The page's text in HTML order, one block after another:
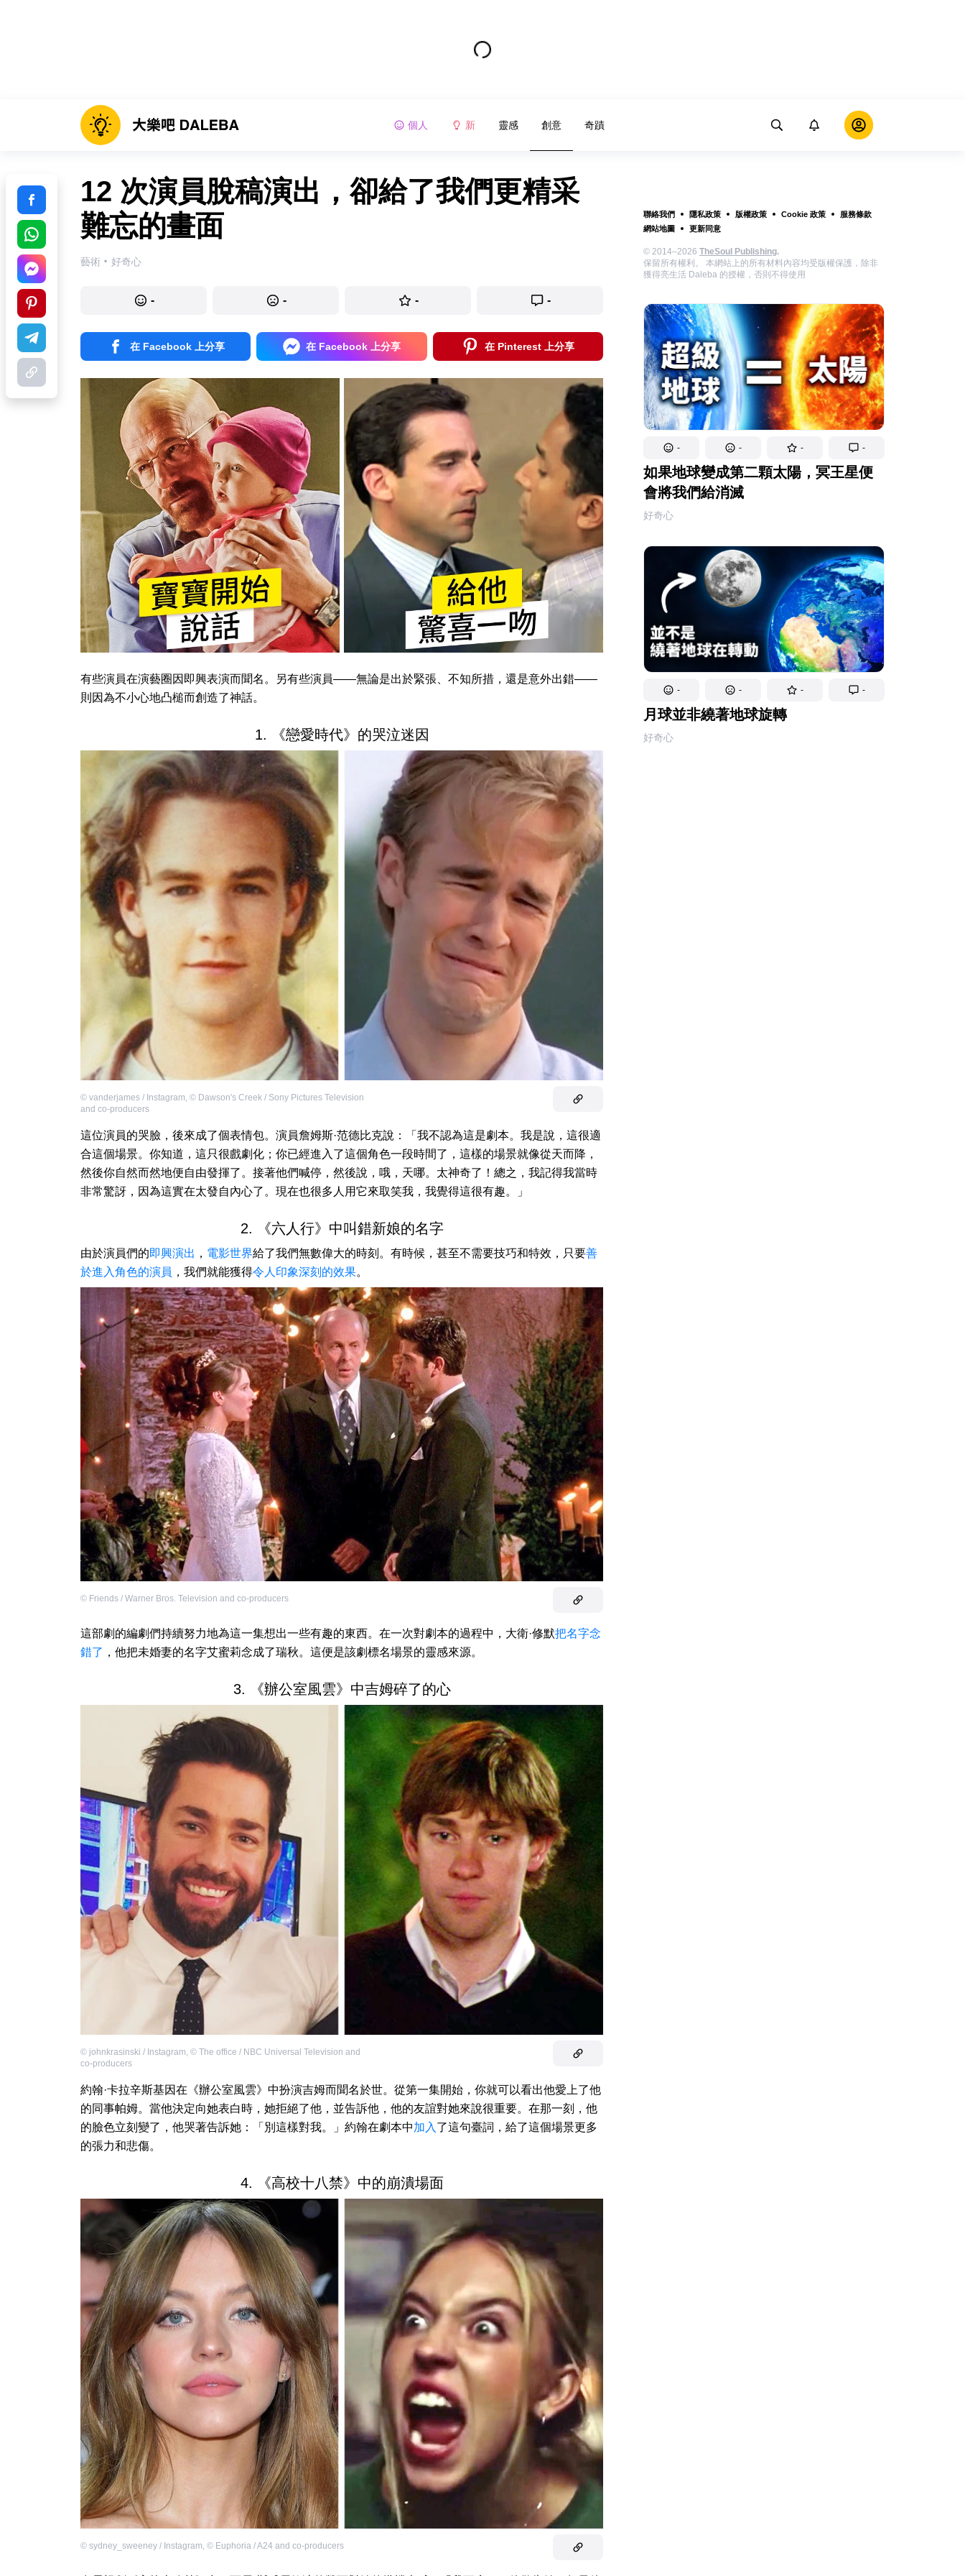
個人 新 靈感 創意 奇蹟
聯絡我們 隱私政策 版權政策 Cookie 政策
服務條款
網站地圖
更新同意
© 2014–2026 TheSoul Publishing.
保留所有權利。 本網站上的所有材料內容均受版權保護，除非
獲得亮生活 Daleba 的授權，否則不得使用
- - - -
如果地球變成第二顆太陽，冥王星便
會將我們給消滅
好奇心
- - - -
月球並非繞著地球旋轉
好奇心
12 次演員脫稿演出，卻給了我們更精采
難忘的畫面
藝術 · 好奇心
- - - -
在 Facebook 上分享 在 Facebook 上分享 在 Pinterest 上分享
有些演員在演藝圈因即興表演而聞名。另有些演員——無論是出於緊張、不知所措，還是意外出錯——
則因為不小心地凸槌而創造了神話。
1. 《戀愛時代》的哭泣迷因
© vanderjames / Instagram, © Dawson's Creek / Sony Pictures Television
and co-producers
這位演員的哭臉，後來成了個表情包。演員詹姆斯·范德比克說：「我不認為這是劇本。我是說，這很適
合這個場景。你知道，這只很戲劇化；你已經進入了這個角色一段時間了，這樣的場景就像從天而降，
然後你自然而然地便自由發揮了。接著他們喊停，然後說，哦，天哪。太神奇了！總之，我記得我當時
非常驚訝，因為這實在太發自內心了。現在也很多人用它來取笑我，我覺得這很有趣。」
2. 《六人行》中叫錯新娘的名字
由於演員們的即興演出 ， 電影世界給了我們無數偉大的時刻。有時候，甚至不需要技巧和特效，只要善
於進入角色的演員 ，我們就能獲得令人印象深刻的效果。
© Friends / Warner Bros. Television and co-producers
這部劇的編劇們持續努力地為這一集想出一些有趣的東西。在一次對劇本的過程中，大衛·修默把名字念
錯了 ，他把未婚妻的名字艾蜜莉念成了瑞秋。這便是該劇標名場景的靈感來源。
3. 《辦公室風雲》中吉姆碎了的心
© johnkrasinski / Instagram, © The office / NBC Universal Television and
co-producers
約翰·卡拉辛斯基因在《辦公室風雲》中扮演吉姆而聞名於世。從第一集開始，你就可以看出他愛上了他
的同事帕姆。當他決定向她表白時，她拒絕了他，並告訴他，他的友誼對她來說很重要。在那一刻，他
的臉色立刻變了，他哭著告訴她：「別這樣對我。」約翰在劇本中加入 了這句臺詞，給了這個場景更多
的張力和悲傷。
4. 《高校十八禁》中的崩潰場面
© sydney_sweeney / Instagram, © Euphoria / A24 and co-producers